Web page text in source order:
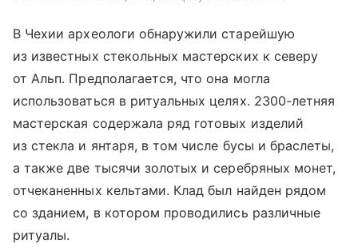
В Чехии археологи обнаружили старейшую
из известных стекольных мастерских к северу
от Альп. Предполагается, что она могла
использоваться в ритуальных целях. 2300-летняя
мастерская содержала ряд готовых изделий
из стекла и янтаря, в том числе бусы и браслеты,
а также две тысячи золотых и серебряных монет,
отчеканенных кельтами. Клад был найден рядом
со зданием, в котором проводились различные
ритуалы.